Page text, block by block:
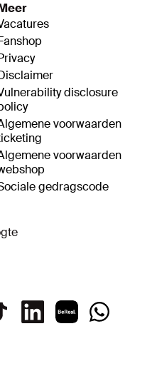
disclosure
voorwaarden
voorwaarden
gedragscode